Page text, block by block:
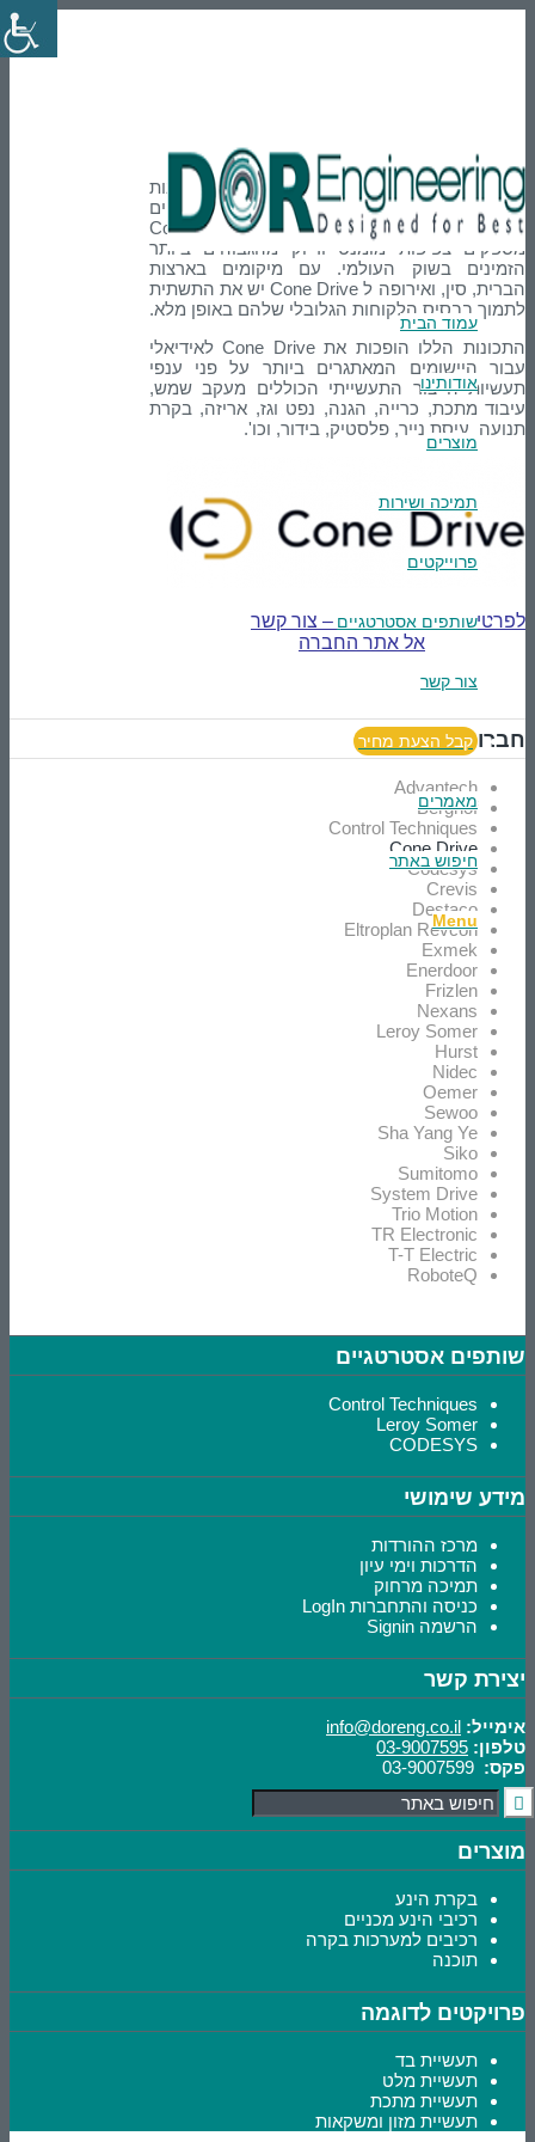
עמוד הבית
אודותינו
מוצרים
תמיכה ושירות
פרוייקטים
שותפים אסטרטגיים
צור קשר
קבל הצעת מחיר
מאמרים
חיפוש באתר
Menu
Cone Drive
Cone Drive היא יצרנית חדשנית של פתרונות
בקרת תנועת דיוק ויישומים קריטיים
למשימה. פתרונות המוצרים של Cone Drive
מספקים צפיפות מומנט ודיוק מהגבוהים ביותר
הזמינים בשוק העולמי. עם מיקומים בארצות
הברית, סין, ואירופה ל Cone Drive יש את התשתית
לתמוך בבסיס הלקוחות הגלובלי שלהם באופן מלא.
התכונות הללו הופכות את Cone Drive לאידיאלי
עבור היישומים המאתגרים ביותר על פני ענפי
תעשיות הייצור התעשייתי הכוללים מעקב שמש,
עיבוד מתכת, כרייה, הגנה, נפט וגז, אריזה, בקרת
תנועה, עיסת נייר, פלסטיק, בידור, וכו'.
לפרטים נוספים והזמנות – צור קשר
אל אתר החברה
חברות נוספות
Advantech
Berghof
Control Techniques
Cone Drive
Codesys
Crevis
Destaco
Eltroplan Revcon
Exmek
Enerdoor
Frizlen
Nexans
Leroy Somer
Hurst
Nidec
Oemer
Sewoo
Sha Yang Ye
Siko
Sumitomo
System Drive
Trio Motion
TR Electronic
T-T Electric
RoboteQ
שותפים אסטרטגיים
Control Techniques
Leroy Somer
CODESYS
מידע שימושי
מרכז ההורדות
הדרכות וימי עיון
תמיכה מרחוק
כניסה והתחברות LogIn
הרשמה Signin
יצירת קשר
אימייל: info@doreng.co.il
טלפון: 03-9007595
פקס:
מוצרים
בקרת הינע
רכיבי הינע מכניים
רכיבים למערכות בקרה
תוכנה
פרויקטים לדוגמה
תעשיית בד
תעשיית מלט
תעשיית מתכת
תעשיית מזון ומשקאות